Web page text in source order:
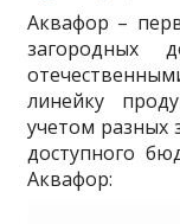
Аквафор –
загородных
линейку
учетом разных
доступного
Аквафор: